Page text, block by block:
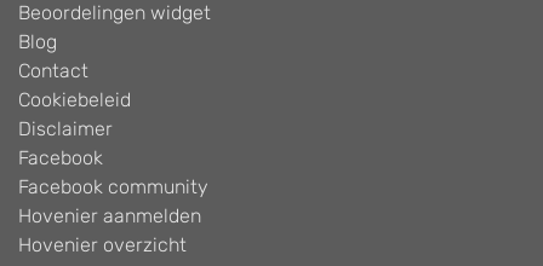
Beoordelingen widget
Blog
Contact
Cookiebeleid
Disclaimer
Facebook
Facebook community
Hovenier aanmelden
Hovenier overzicht